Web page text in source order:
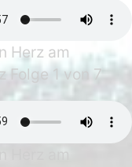
Herz am
Folge 1 von 7
Herz am